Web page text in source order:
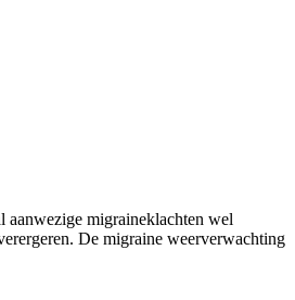
aanwezige migraineklachten wel
De migraine weerverwachting